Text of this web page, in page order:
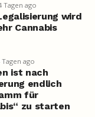
Tagen ago
wird
Cannabis
Tagen ago
ist nach
endlich
für
zu starten